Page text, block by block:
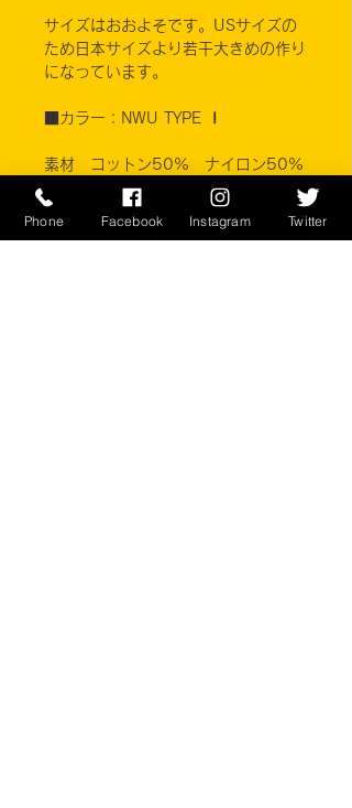
サイズはおおよそです。USサイズの
ため日本サイズより若干大きめの作り
になっています。
■カラー：NWU TYPE Ⅰ
素材 コットン50% ナイロン50%
※ご注意ください
実店舗と在庫共有しているため、注文
Phone Facebook Instagram Twitter